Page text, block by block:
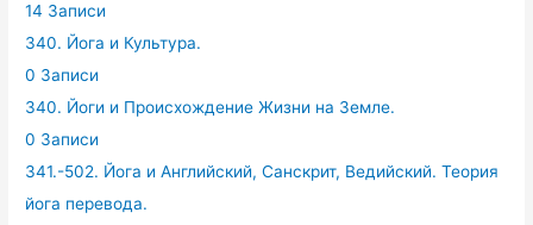
14 Записи
340. Йога и Культура.
0 Записи
340. Йоги и Происхождение Жизни на Земле.
0 Записи
341.-502. Йога и Английский, Санскрит, Ведийский. Теория
йога перевода.